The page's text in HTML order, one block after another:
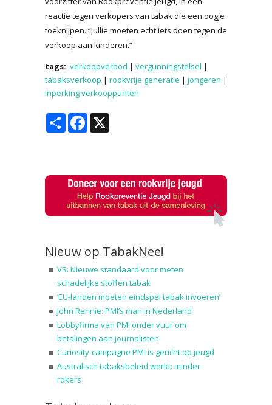
reactie tegen verkopers van tabak die een oogje
toeknijpen. “Jullie moeten echt iets doen tegen de
verkoop aan kinderen.”
tags: verkoopverbod | vergunningstelsel |
tabaksverkoop | rookvrije generatie | jongeren |
inperking verkooppunten
Share Facebook
Nieuw op TabakNee!
VS: Nieuwe standaard voor meten
schadelijke stoffen tabak
‘EU-landen moeten eindspel tabak invoeren’
John Rennie: PMI’s man in Nederland
Lobbyfirma van PMI onder vuur om
betalingen aan journalisten
Curiosity-campagne PMI is gericht op jeugd
Australisch tabaksbeleid werkt: minder
rokers